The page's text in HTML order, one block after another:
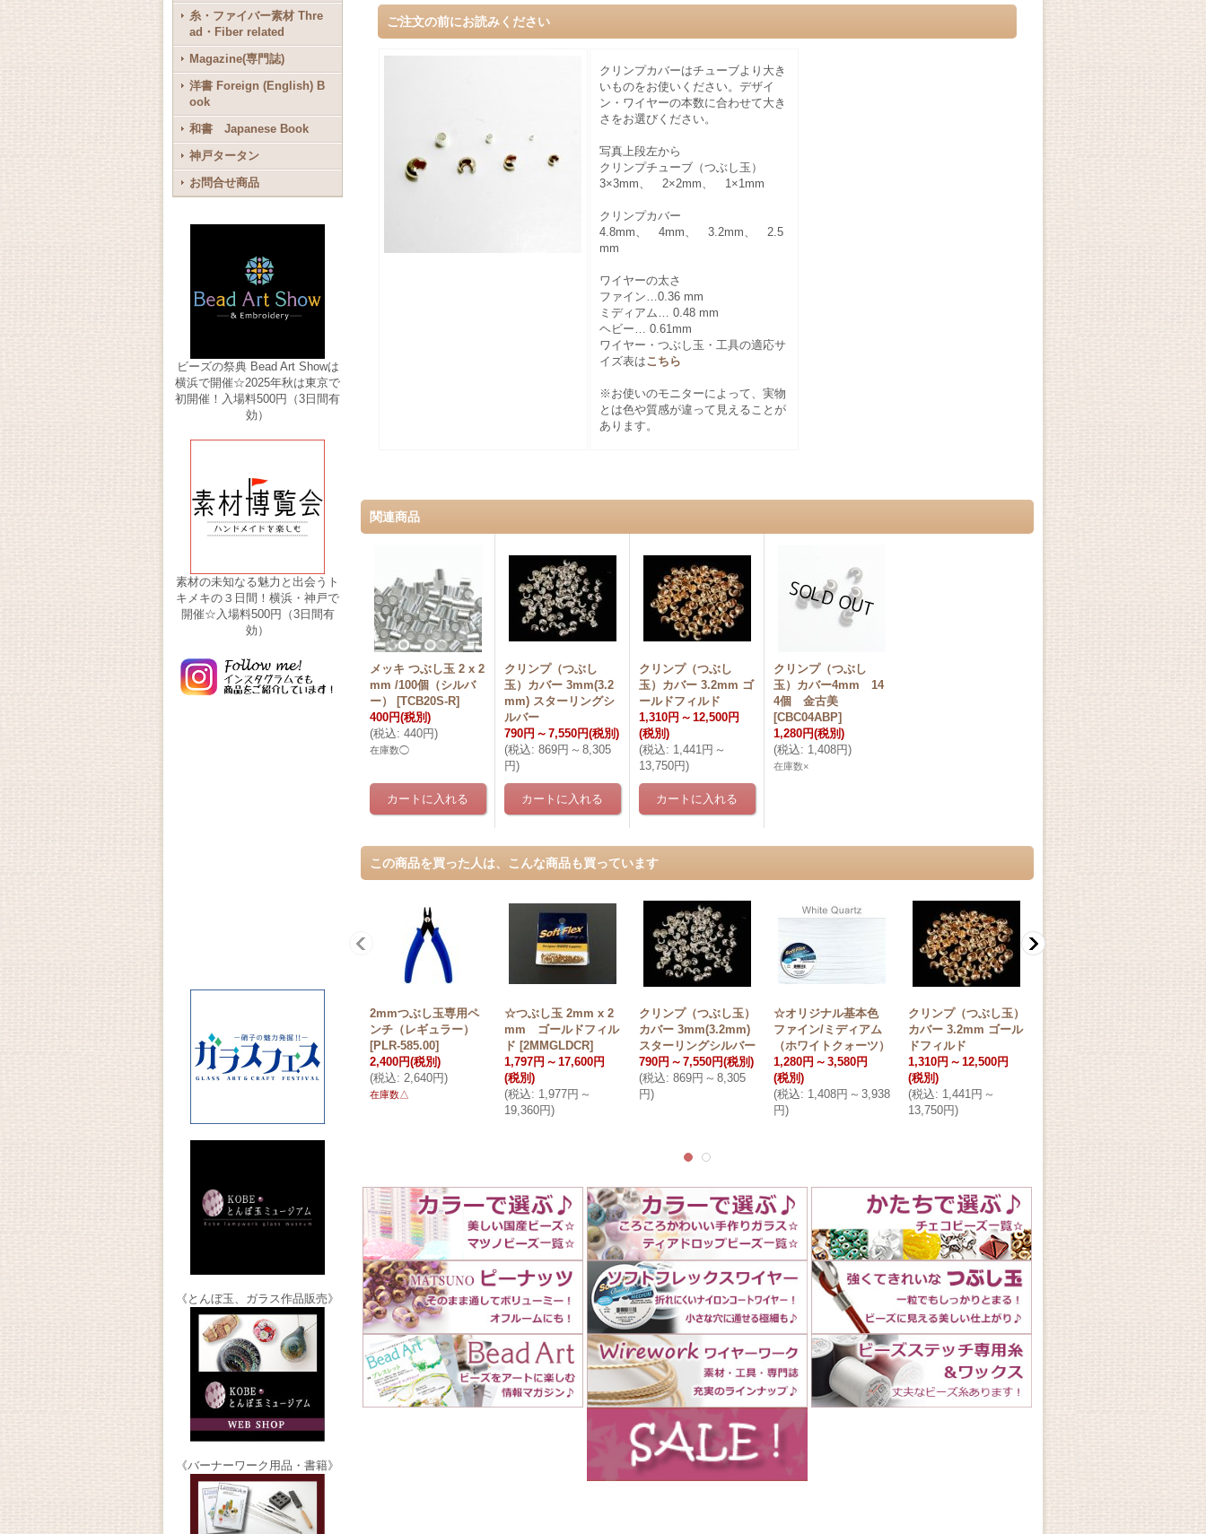
糸・ファイバー素材 Thre
ad・Fiber related
Magazine(専門誌)
洋書 Foreign (English) B
ook
和書 Japanese Book
神戸タータン
お問合せ商品
ビーズの祭典 Bead Art Showは
横浜で開催☆2025年秋は東京で
初開催！入場料500円（3日間有
効）
素材の未知なる魅力と出会うト
キメキの３日間！横浜・神戸で
開催☆入場料500円（3日間有
効）
《とんぼ玉、ガラス作品販売》
《バーナーワーク用品・書籍》
ご注文の前にお読みください
クリンプカバーはチューブより大き
いものをお使いください。デザイ
ン・ワイヤーの本数に合わせて大き
さをお選びください。
写真上段左から
クリンプチューブ（つぶし玉）
3×3mm、 2×2mm、 1×1mm
クリンプカバー
4.8mm、 4mm、 3.2mm、 2.5
mm
ワイヤーの太さ
ファイン…0.36 mm
ミディアム… 0.48 mm
ヘビー… 0.61mm
ワイヤー・つぶし玉・工具の適応サ
イズ表はこちら
※お使いのモニターによって、実物
とは色や質感が違って見えることが
あります。
関連商品
メッキ つぶし玉 2 x 2
mm /100個（シルバ
ー）
[TCB20S-R]
400円(税別)
(税込: 440円)
在庫数◯
クリンプ（つぶし
玉）カバー 3mm(3.2
mm) スターリングシ
ルバー
790円 ～ 7,550円(税別)
(税込: 869円 ～ 8,305
円)
クリンプ（つぶし
玉）カバー 3.2mm ゴ
ールドフィルド
1,310円 ～ 12,500円
(税別)
(税込: 1,441円 ～
13,750円)
クリンプ（つぶし
玉）カバー4mm 14
4個 金古美
[CBC04ABP]
1,280円(税別)
(税込: 1,408円)
在庫数×
この商品を買った人は、こんな商品も買っています
2mmつぶし玉専用ペ
ンチ（レギュラー）
[PLR-585.00]
2,400円(税別)
(税込: 2,640円)
在庫数△
☆つぶし玉 2mm x 2
mm ゴールドフィル
ド [2MMGLDCR]
1,797円 ～ 17,600円
(税別)
(税込: 1,977円 ～
19,360円)
クリンプ（つぶし玉）
カバー 3mm(3.2mm)
スターリングシルバー
790円 ～ 7,550円(税別)
(税込: 869円 ～ 8,305
円)
☆オリジナル基本色
ファイン/ミディアム
（ホワイトクォーツ）
1,280円 ～ 3,580円
(税別)
(税込: 1,408円 ～ 3,938
円)
クリンプ（つぶし玉）
カバー 3.2mm ゴール
ドフィルド
1,310円 ～ 12,500円
(税別)
(税込: 1,441円 ～
13,750円)
☆ソ